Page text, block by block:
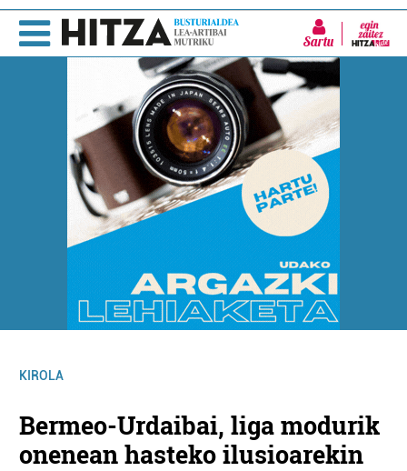
Sartu
KIROLA
Bermeo-Urdaibai, liga modurik
onenean hasteko ilusioarekin